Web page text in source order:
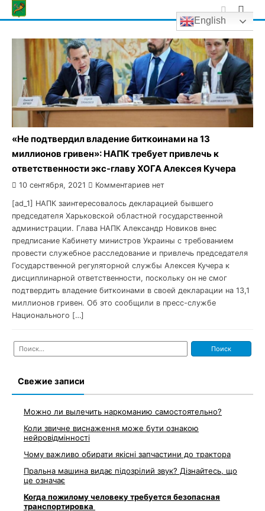
Skip
to
«Не подтвердил владение биткоинами на 13
миллионов гривен»: НАПК требует привлечь к
ответственности экс-главу ХОГА Алексея Кучера
10 сентября, 2021 Комментариев нет
[ad_1] НАПК заинтересовалось декларацией бывшего
председателя Харьковской областной государственной
администрации. Глава НАПК Александр Новиков внес
предписание Кабинету министров Украины с требованием
провести служебное расследование и привлечь председателя
Государственной регуляторной службы Алексея Кучера к
дисциплинарной ответственности, поскольку он не смог
подтвердить владение биткоинами в своей декларации на 13,1
миллионов гривен. Об это сообщили в пресс-службе
Национального […]
Найти:
Свежие записи
Можно ли вылечить наркоманию самостоятельно?
Коли звичне виснаження може бути ознакою
нейровідмінності
Чому важливо обирати якісні запчастини до трактора
Пральна машина видає підозрілий звук? Дізнайтесь, що
це означає
Когда пожилому человеку требуется безопасная
транспортировка
English